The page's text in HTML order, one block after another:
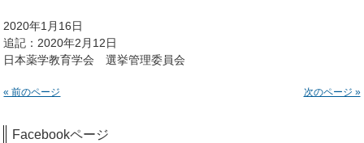
2020年1月16日
追記：2020年2月12日
日本薬学教育学会 選挙管理委員会
« 前のページ 次のページ »
Facebookページ